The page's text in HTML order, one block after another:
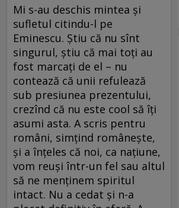
Mi s-au deschis mintea și
sufletul citindu-l pe
Eminescu. Știu că nu sînt
singurul, știu că mai toți au
fost marcați de el – nu
contează că unii refulează
sub presiunea prezentului,
crezînd că nu este cool să îți
asumi asta. A scris pentru
români, simțind românește,
și a înțeles că noi, ca națiune,
vom reuși într-un fel sau altul
să ne menținem spiritul
intact. Nu a cedat și n-a